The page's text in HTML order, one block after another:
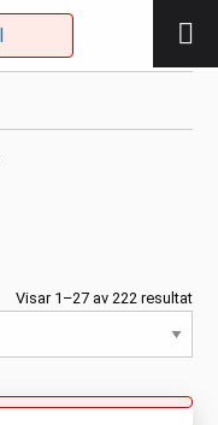
Visar 1–27 av 222 resultat